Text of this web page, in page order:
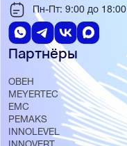
Партнёры
ОВЕН
MEYERTEC
EMC
PEMAKS
INNOLEVEL
Пн-Пт: 9:00 до 18:00